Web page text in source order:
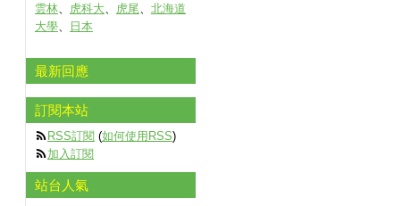
雲林、 虎科大、 虎尾、 北海道
大學、 日本
最新回應
訂閱本站
RSS訂閱 (如何使用RSS)
加入訂閱
站台人氣